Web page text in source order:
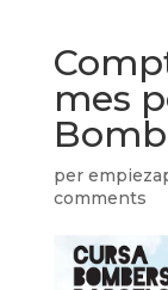
mes
per
comments